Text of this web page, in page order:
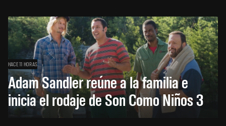
HACE 11 HORAS
Adam Sandler reúne a la familia e
inicia el rodaje de Son Como Niños 3